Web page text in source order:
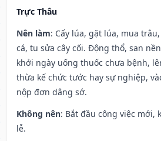
Trực Thâu
Nên làm: Cấy lúa, gặt lúa, mua
cá, tu sửa cây cối. Động thổ, san
khởi ngày uống thuốc chưa bệnh,
thừa kế chức tước hay sự nghiệp,
nộp đơn dâng sớ.
Không nên: Bắt đầu công việc mới,
lễ.